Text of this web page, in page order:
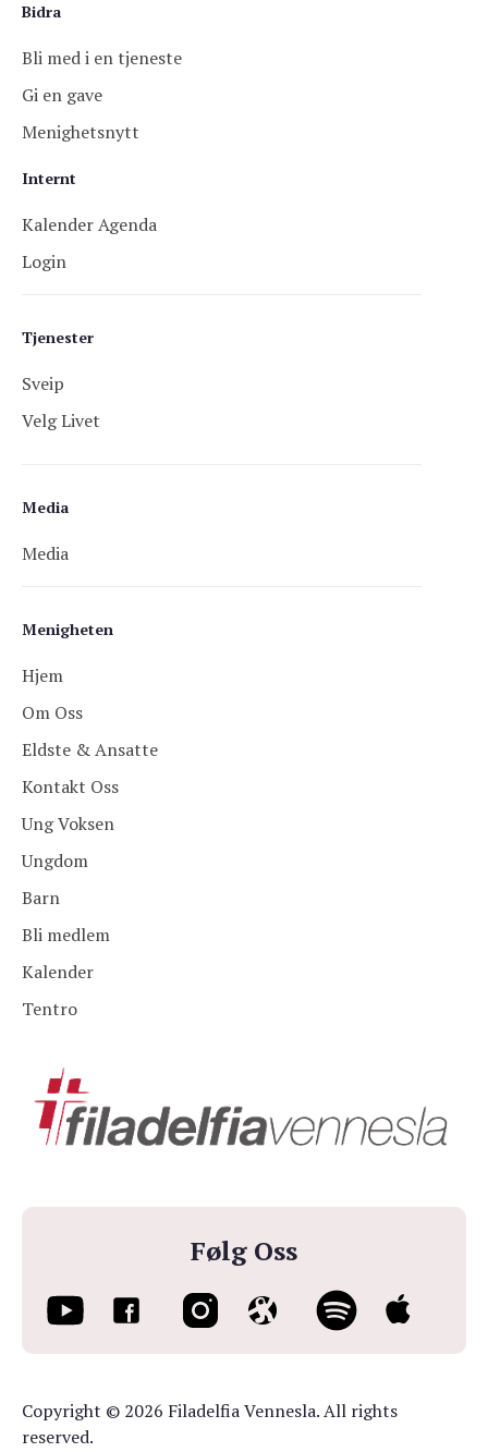
Følg Oss
Menigheten
Hjem
Om Oss
Eldste & Ansatte
Kontakt Oss
Ung Voksen
Ungdom
Barn
Bli medlem
Kalender
Tentro
Tjenester
Sveip
Velg Livet
Media
Media
Bidra
Bli med i en tjeneste
Gi en gave
Menighetsnytt
Internt
Kalender Agenda
Login
Copyright © 2026 Filadelfia Vennesla. All rights
reserved.